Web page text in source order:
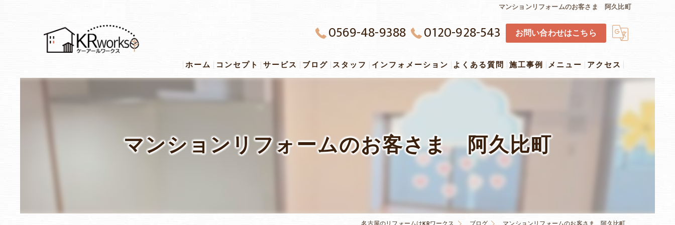
マンションリフォームのお客さま 阿久比町
0569-48-9388 0120-928-543 お問い合わせはこちら
ホーム コンセプト サービス ブログ スタッフ インフォメーション よくある質問 施工事例 メニュー アクセス
マンションリフォームのお客さま 阿久比町